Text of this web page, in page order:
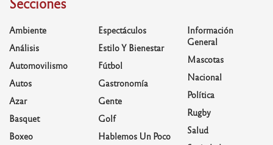
Ambiente
Análisis
Automovilismo
Autos
Azar
Basquet
Boxeo
Espectáculos
Estilo Y Bienestar
Fútbol
Gastronomía
Gente
Golf
Hablemos Un Poco
Información
General
Mascotas
Nacional
Política
Rugby
Salud